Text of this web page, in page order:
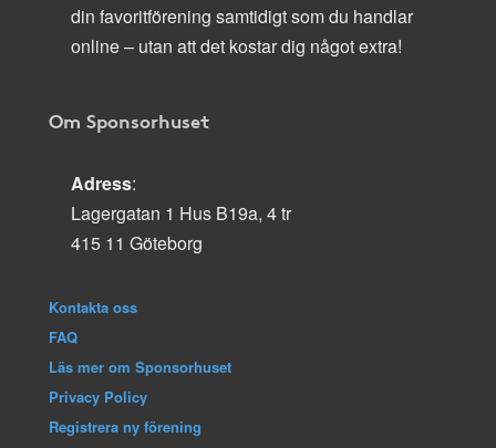
din favoritförening samtidigt som du handlar
online – utan att det kostar dig något extra!
Om Sponsorhuset
Adress:
Lagergatan 1 Hus B19a, 4 tr
415 11 Göteborg
Kontakta oss
FAQ
Läs mer om Sponsorhuset
Privacy Policy
Registrera ny förening